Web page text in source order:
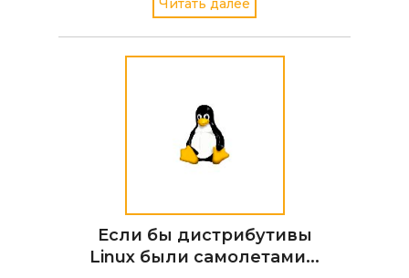
географическим названиям
реальных людей и объектов.
Читать далее
Если бы дистрибутивы
Linux были самолетами...